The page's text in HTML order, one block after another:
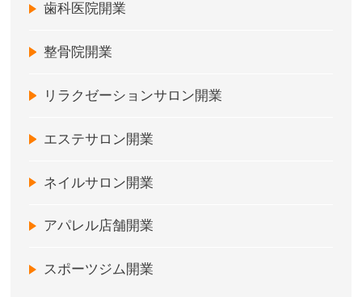
歯科医院開業
整骨院開業
リラクゼーションサロン開業
エステサロン開業
ネイルサロン開業
アパレル店舗開業
スポーツジム開業